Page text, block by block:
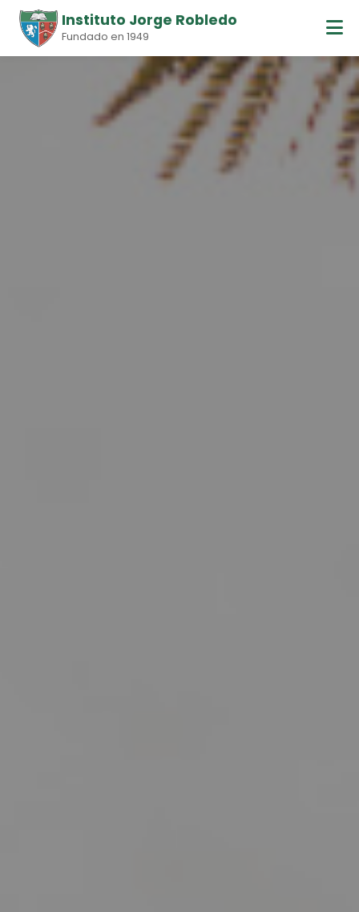
Instituto Jorge Robledo
Fundado en 1949